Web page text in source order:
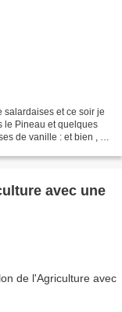
salardaises et ce soir je
le Pineau et quelques
de vanille : et bien , là
avec une